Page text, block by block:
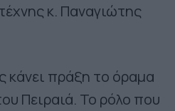
κ. Παναγιώτης
πράξη το όραμα
Πειραιά. Το ρόλο που